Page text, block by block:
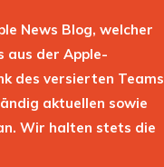
News Blog, welcher
aus der Apple-
des versierten Teams
aktuellen sowie
Wir halten stets die